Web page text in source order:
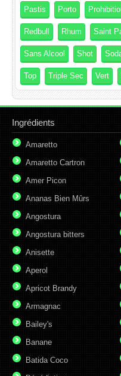
Pastis Porto
Redbull Rhum Saint
Sans Alcool Shot
Top Triple Sec Vert
Ingrédients
Amaretto
Amaretto Cartron
Amer Picon
Ananas Bien Mûrs
Angostura
Angostura bitters
Anisette
Aperol
Apricot Brandy
Armagnac
Bailey's
Banane
Batida Coco